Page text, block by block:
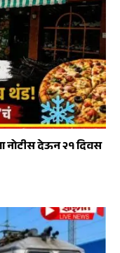
नोटीस देऊन २१ दिवस